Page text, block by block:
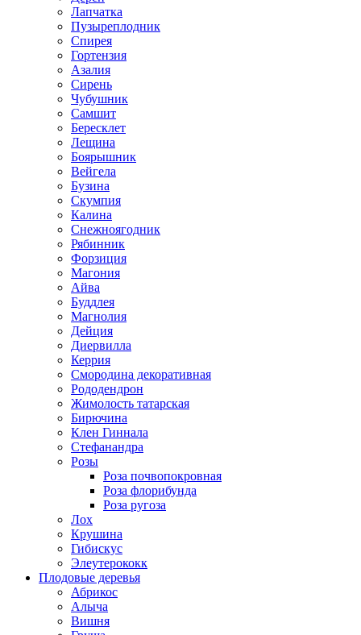
Лапчатка
Пузыреплодник
Спирея
Гортензия
Азалия
Сирень
Чубушник
Самшит
Бересклет
Лещина
Боярышник
Вейгела
Бузина
Скумпия
Калина
Снежноягодник
Рябинник
Форзиция
Магония
Айва
Буддлея
Магнолия
Дейция
Диервилла
Керрия
Смородина декоративная
Рододендрон
Жимолость татарская
Бирючина
Клен Гиннала
Стефанандра
Розы
Роза почвопокровная
Роза флорибунда
Роза ругоза
Лох
Крушина
Гибискус
Элеутерококк
Плодовые деревья
Абрикос
Алыча
Вишня